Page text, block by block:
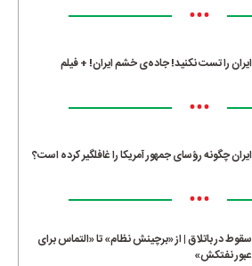
•••
ایران را تست نکنید! جاده‌ی خشم ایران! + فیلم
•••
ایران چگونه رؤسای جمهور آمریکا را غافلگیر کرده است؟
•••
سقوط در باتلاق | از «برچینش نظام» تا «التماس برای
عبور نفتکش»